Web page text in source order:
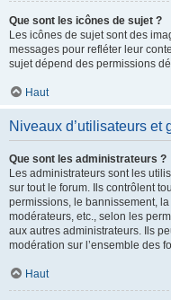
Que sont les icônes de sujet ?
Les icônes de sujet sont des
messages pour refléter leur
sujet dépend des permissions
Haut
Niveaux d’utilisateurs et
Que sont les administrateurs ?
Les administrateurs sont les
sur tout le forum. Ils contrôlent
permissions, le bannissement,
modérateurs, etc., selon les
aux autres administrateurs. Ils
modération sur l’ensemble des
Haut